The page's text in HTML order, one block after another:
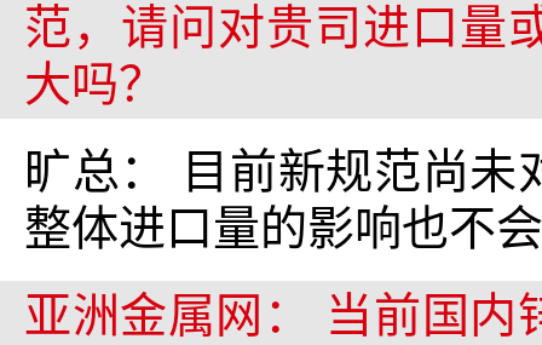
范，请问对贵司进口量
大吗？
旷总： 目前新规范尚
整体进口量的影响也不
亚洲金属网： 当前国内